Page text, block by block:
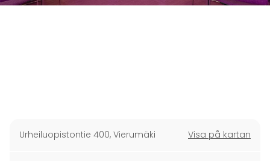
Urheiluopistontie 400, Vierumäki Visa på kartan